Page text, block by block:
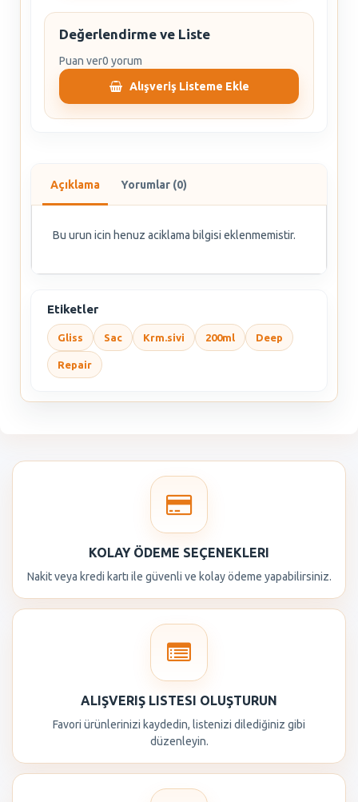
Değerlendirme ve Liste
Puan ver0 yorum
Alışveriş Listeme Ekle
Açıklama Yorumlar (0)
Bu urun icin henuz aciklama bilgisi eklenmemistir.
Etiketler
Gliss Sac Krm.sivi 200ml Deep
Repair
KOLAY ÖDEME SEÇENEKLERI
Nakit veya kredi kartı ile güvenli ve kolay ödeme yapabilirsiniz.
ALIŞVERIŞ LISTESI OLUŞTURUN
Favori ürünlerinizi kaydedin, listenizi dilediğiniz gibi
düzenleyin.